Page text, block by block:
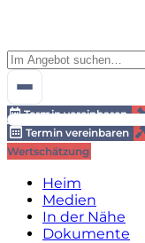
Termin vereinbaren
Termin vereinbaren
Wertschätzung
Heim
Medien
In der Nähe
Dokumente